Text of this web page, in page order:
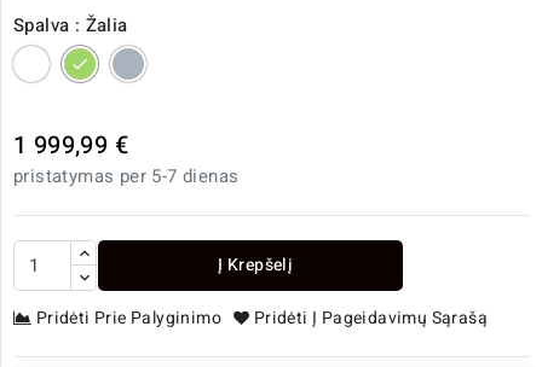
Spalva : Žalia
BaltaŽalia Pilka
1 999,99 €
pristatymas per 5-7 dienas
Į Krepšelį
Pridėti Prie Palyginimo Pridėti Į Pageidavimų Sąrašą